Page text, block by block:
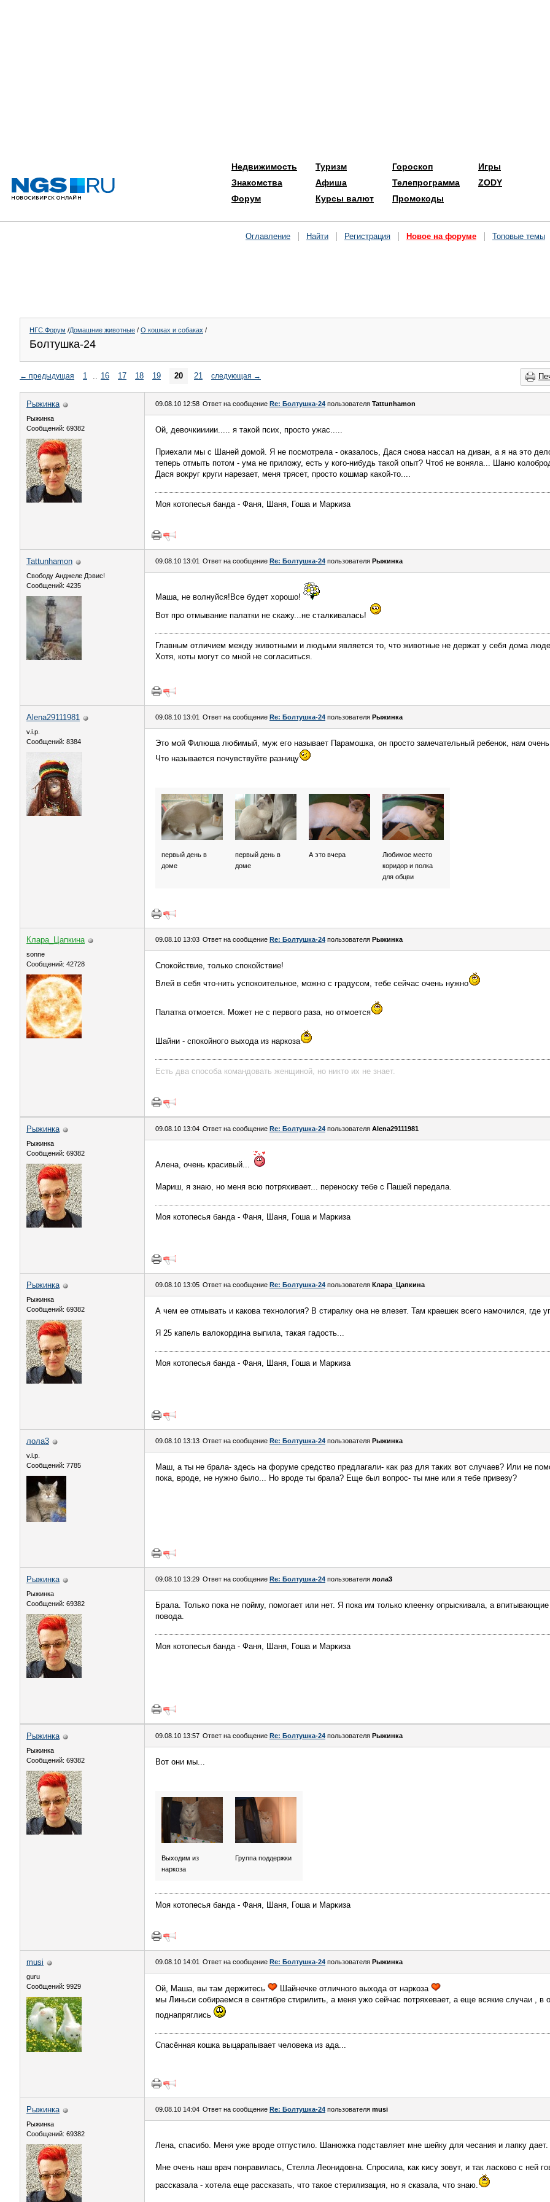
Недвижимость
Знакомства
Форум
Туризм
Афиша
Курсы валют
Гороскоп
Телепрограмма
Промокоды
Игры
ZODY
Оглавление Найти Регистрация Новое на форуме Топовые темы
НГС.Форум /Домашние животные / О кошках и собаках /
Болтушка-24
← предыдущая 1 .. 16 17 18 19 20 21 следующая →
Рыжинка
Рыжинка
Сообщений: 69382
09.08.10 12:58 Ответ на сообщение Re: Болтушка-24 пользователя Tattunhamon
Ой, девочкиииии..... я такой псих, просто ужас.....
Приехали мы с Шаней домой. Я не посмотрела - оказалось, Дася снова нассал на диван, а я на это
теперь отмыть потом - ума не приложу, есть у кого-нибудь такой опыт? Чтоб не воняла... Шаню
Дася вокруг круги нарезает, меня трясет, просто кошмар какой-то....
Моя котопесья банда - Фаня, Шаня, Гоша и Маркиза
Tattunhamon
Свободу Анджеле Дэвис!
Сообщений: 4235
09.08.10 13:01 Ответ на сообщение Re: Болтушка-24 пользователя Рыжинка
Маша, не волнуйся!Все будет хорошо!
Вот про отмывание палатки не скажу...не сталкивалась!
Главным отличием между животными и людьми является то, что животные не держат у себя дома
Хотя, коты могут со мной не согласиться.
Alena29111981
v.i.p.
Сообщений: 8384
09.08.10 13:01 Ответ на сообщение Re: Болтушка-24 пользователя Рыжинка
Это мой Филюша любимый, муж его называет Парамошка, он просто замечательный ребенок, нам
Что называется почувствуйте разницу
первый день в
доме
первый день в
доме
А это вчера
Любимое место
коридор и полка
для обцви
Клара_Цапкина
sonne
Сообщений: 42728
09.08.10 13:03 Ответ на сообщение Re: Болтушка-24 пользователя Рыжинка
Спокойствие, только спокойствие!
Влей в себя что-нить успокоительное, можно с градусом, тебе сейчас очень нужно
Палатка отмоется. Может не с первого раза, но отмоется
Шайни - спокойного выхода из наркоза
Есть два способа командовать женщиной, но никто их не знает.
Рыжинка
Рыжинка
Сообщений: 69382
09.08.10 13:04 Ответ на сообщение Re: Болтушка-24 пользователя Alena29111981
Алена, очень красивый...
Мариш, я знаю, но меня всю потряхивает... переноску тебе с Пашей передала.
Моя котопесья банда - Фаня, Шаня, Гоша и Маркиза
Рыжинка
Рыжинка
Сообщений: 69382
09.08.10 13:05 Ответ на сообщение Re: Болтушка-24 пользователя Клара_Цапкина
А чем ее отмывать и какова технология? В стиралку она не влезет. Там краешек всего намочился, где
Я 25 капель валокордина выпила, такая гадость...
Моя котопесья банда - Фаня, Шаня, Гоша и Маркиза
лола3
v.i.p.
Сообщений: 7785
09.08.10 13:13 Ответ на сообщение Re: Болтушка-24 пользователя Рыжинка
Маш, а ты не брала- здесь на форуме средство предлагали- как раз для таких вот случаев? Или не
пока, вроде, не нужно было... Но вроде ты брала? Еще был вопрос- ты мне или я тебе привезу?
Рыжинка
Рыжинка
Сообщений: 69382
09.08.10 13:29 Ответ на сообщение Re: Болтушка-24 пользователя лола3
Брала. Только пока не пойму, помогает или нет. Я пока им только клеенку опрыскивала, а
повода.
Моя котопесья банда - Фаня, Шаня, Гоша и Маркиза
Рыжинка
Рыжинка
Сообщений: 69382
09.08.10 13:57 Ответ на сообщение Re: Болтушка-24 пользователя Рыжинка
Вот они мы...
Выходим из
наркоза
Группа поддержки
Моя котопесья банда - Фаня, Шаня, Гоша и Маркиза
musi
guru
Сообщений: 9929
09.08.10 14:01 Ответ на сообщение Re: Болтушка-24 пользователя Рыжинка
Ой, Маша, вы там держитесь
Шайнечке отличного выхода от наркоза
мы Линьси собираемся в сентябре стирилить, а меня ужо сейчас потряхевает, а еще всякие случаи ,
поднапряглись
Спасённая кошка выцарапывает человека из ада...
Рыжинка
Рыжинка
Сообщений: 69382
09.08.10 14:04 Ответ на сообщение Re: Болтушка-24 пользователя musi
Лена, спасибо. Меня уже вроде отпустило. Шанюжка подставляет мне шейку для чесания и лапку дает.
Мне очень наш врач понравилась, Стелла Леонидовна. Спросила, как кису зовут, и так ласково с ней
рассказала - хотела еще рассказать, что такое стерилизация, но я сказала, что знаю.